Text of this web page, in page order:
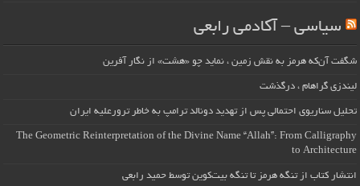
سیاسی – آکادمی رابعی
شگفت آن‌که هرمز به نقش زمین ، نماید چو «هشت» از نگار آفرین
لیندزی گراهام ، درگذشت
تحلیل سناریوی احتمالی پس از تهدید دونالد ترامپ به خاطر ترورعلیه ایران
The Geometric Reinterpretation of the Divine Name “Allah”: From Calligraphy
to Architecture
انتشار کتاب از تنگه هرمز تا تنگه بیت‌کوین توسط حمید رابعی